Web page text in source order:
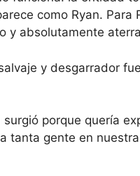
como Ryan. Para
y absolutamente
y desgarrador
porque quería
tanta gente en